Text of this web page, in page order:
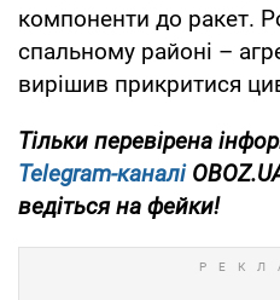
компоненти до ракет.
спальному районі –
вирішив прикритися
Тільки перевірена
Telegram-каналі
ведіться на фейки!